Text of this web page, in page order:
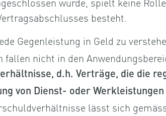
besteht.
Gegenleistung in Geld zu
nicht in den
d.h. Verträge, die die
von Dienst- oder Werkleistungen
lässt sich